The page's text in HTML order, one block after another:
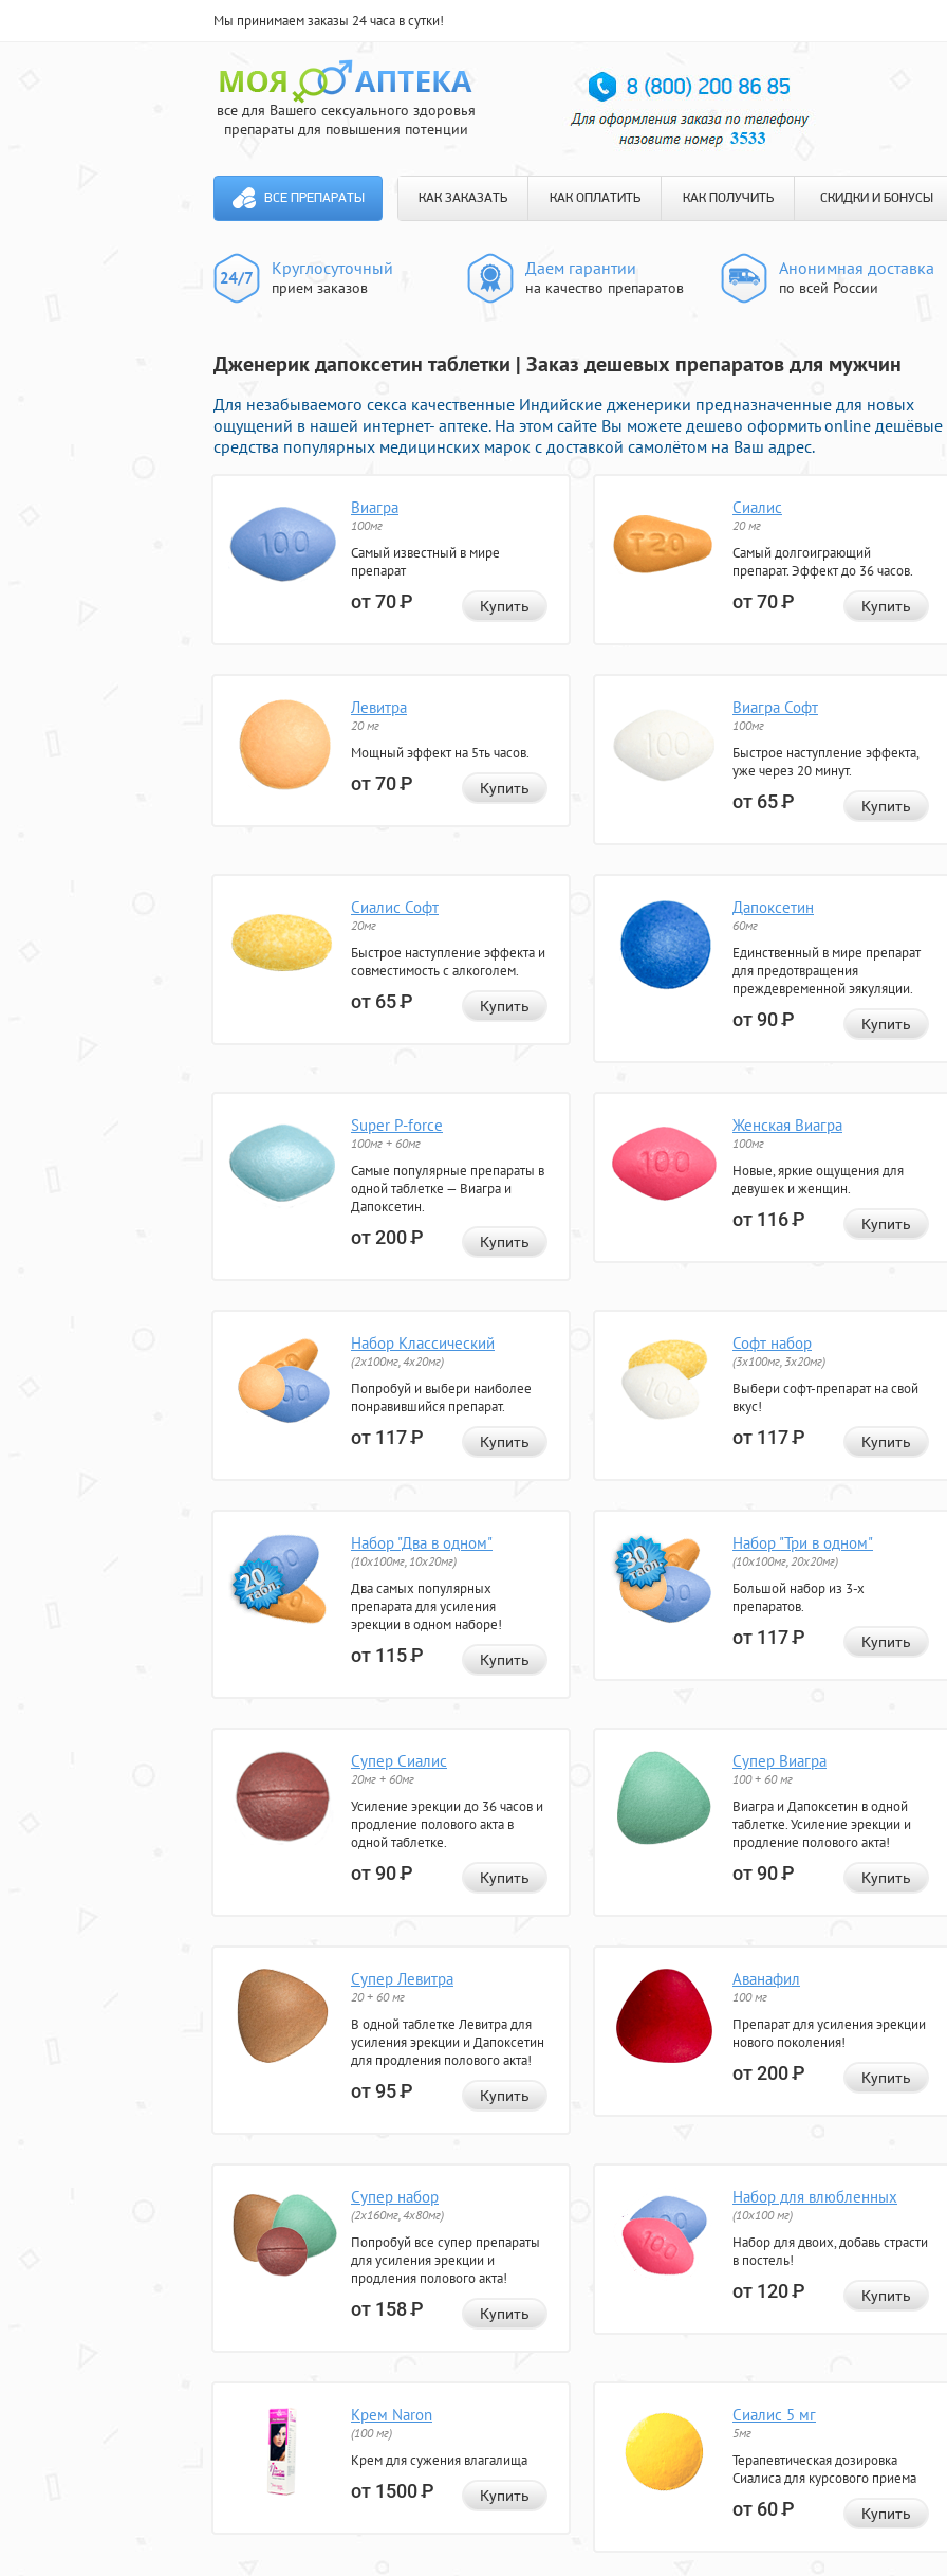
Мы принимаем заказы 24 часа в сутки!
все для Вашего сексуального здоровья
препараты для повышения потенции
ВСЕ ПРЕПАРАТЫ КАК ЗАКАЗАТЬ КАК ОПЛАТИТЬ КАК ПОЛУЧИТЬ СКИДКИ И БОНУСЫ
Круглосуточный
прием заказов
Даем гарантии
на качество препаратов
Анонимная доставка
по всей России
Дженерик дапоксетин таблетки | Заказ дешевых препаратов для мужчин
Для незабываемого секса качественные Индийские дженерики предназначенные для новых
ощущений в нашей интернет- аптеке. На этом сайте Вы можете дешево оформить online дешёвые
средства популярных медицинских марок с доставкой самолётом на Ваш адрес.
Виагра
100мг
Самый известный в мире
препарат
от 70Р Купить
Сиалис
20 мг
Самый долгоиграющий
препарат. Эффект до 36 часов.
от 70Р Купить
Левитра
20 мг
Мощный эффект на 5ть часов.
от 70Р Купить
Виагра Софт
100мг
Быстрое наступление эффекта,
уже через 20 минут.
от 65Р Купить
Сиалис Софт
20мг
Быстрое наступление эффекта и
совместимость с алкоголем.
от 65Р Купить
Дапоксетин
60мг
Единственный в мире препарат
для предотвращения
преждевременной эякуляции.
от 90Р Купить
Super P-force
100мг + 60мг
Самые популярные препараты в
одной таблетке — Виагра и
Дапоксетин.
от 200Р Купить
Женская Виагра
100мг
Новые, яркие ощущения для
девушек и женщин.
от 116Р Купить
Набор Классический
(2x100мг, 4x20мг)
Попробуй и выбери наиболее
понравившийся препарат.
от 117Р Купить
Софт набор
(3x100мг, 3x20мг)
Выбери софт-препарат на свой
вкус!
от 117Р Купить
Набор "Два в одном"
(10x100мг, 10x20мг)
Два самых популярных
препарата для усиления
эрекции в одном наборе!
от 115Р Купить
Набор "Три в одном"
(10x100мг, 20x20мг)
Большой набор из 3-х
препаратов.
от 117Р Купить
Супер Сиалис
20мг + 60мг
Усиление эрекции до 36 часов и
продление полового акта в
одной таблетке.
от 90Р Купить
Супер Виагра
100 + 60 мг
Виагра и Дапоксетин в одной
таблетке. Усиление эрекции и
продление полового акта!
от 90Р Купить
Супер Левитра
20 + 60 мг
В одной таблетке Левитра для
усиления эрекции и Дапоксетин
для продления полового акта!
от 95Р Купить
Аванафил
100 мг
Препарат для усиления эрекции
нового поколения!
от 200Р Купить
Супер набор
(2х160мг, 4х80мг)
Попробуй все супер препараты
для усиления эрекции и
продления полового акта!
от 158Р Купить
Набор для влюбленных
(10х100 мг)
Набор для двоих, добавь страсти
в постель!
от 120Р Купить
Крем Naron
(100 мг)
Крем для сужения влагалища
от 1500Р Купить
Сиалис 5 мг
5мг
Терапевтическая дозировка
Сиалиса для курсового приема
от 60Р Купить